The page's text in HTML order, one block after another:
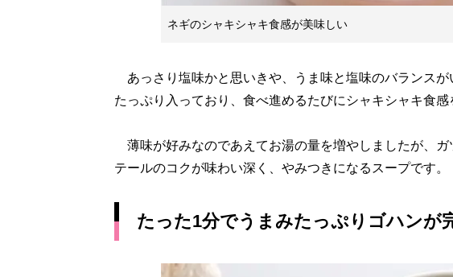
ネギのシャキシャキ食感が美味しい
あっさり塩味かと思いきや、うま味と塩味のバランス
たっぷり入っており、食べ進めるたびにシャキシャキ食感
薄味が好みなのであえてお湯の量を増やしましたが、
テールのコクが味わい深く、やみつきになるスープです。
たった1分でうまみたっぷりゴハンが